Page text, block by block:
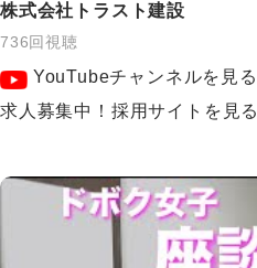
株式会社トラスト建設
736回視聴
YouTubeチャンネルを見る
求人募集中！採用サイトを見る